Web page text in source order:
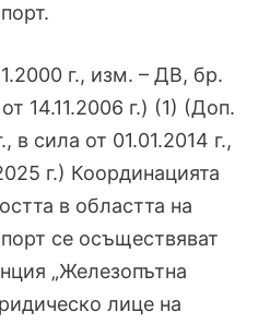
г., изм. – ДВ, бр.
14.11.2006 г.) (1) (Доп.
в сила от 01.01.2014 г.,
г.) Координацията
в областта на
се осъществяват
„Железопътна
лице на